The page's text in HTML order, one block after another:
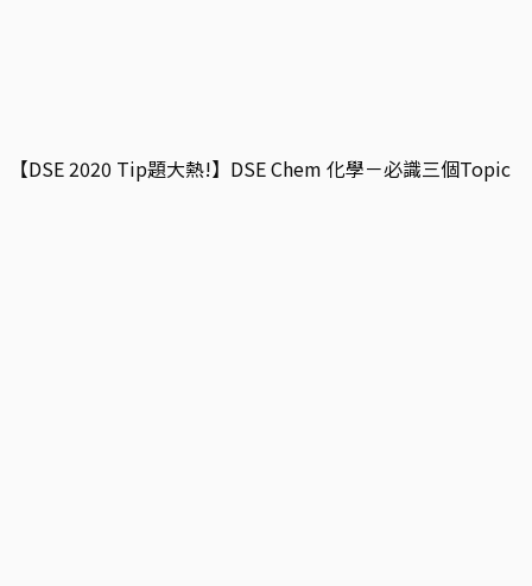
【DSE 2020 Tip題大熱!】DSE Chem 化學－必識三個Topic